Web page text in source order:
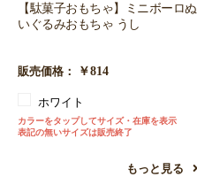
【駄菓子おもちゃ】ミニボーロぬ
いぐるみおもちゃ うし
販売価格： ￥814
ホワイト
カラーをタップしてサイズ・在庫を表示
表記の無いサイズは販売終了
もっと見る